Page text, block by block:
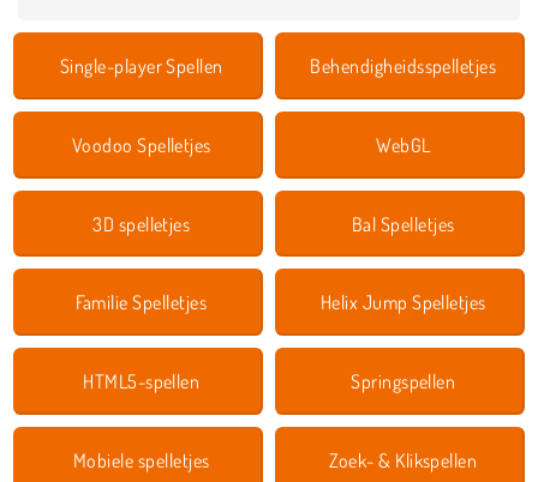
Single-player Spellen Behendigheidsspelletjes
Voodoo Spelletjes WebGL
3D spelletjes Bal Spelletjes
Familie Spelletjes Helix Jump Spelletjes
HTML5-spellen Springspellen
Mobiele spelletjes Zoek- & Klikspellen